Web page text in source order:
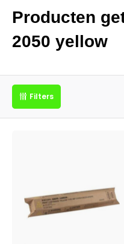
Producten
2050 yellow
Filters